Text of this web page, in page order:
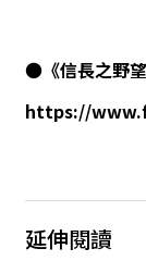
●《信長之野
https://
延伸閱讀